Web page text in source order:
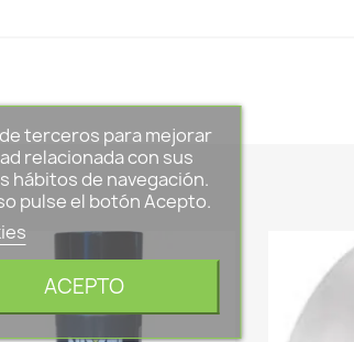
terceros para mejorar
relacionada con sus
hábitos de navegación.
pulse el botón Acepto.
ACEPTO